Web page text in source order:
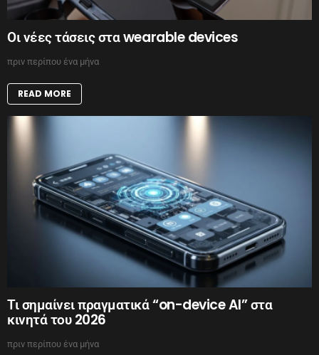
Οι νέες τάσεις στα wearable devices
πριν περίπου ένα μήνα
READ MORE
Τι σημαίνει πραγματικά “on-device AI” στα
κινητά του 2026
πριν περίπου ένα μήνα